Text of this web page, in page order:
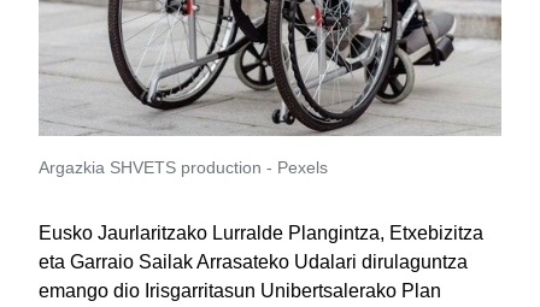
Argazkia SHVETS production - Pexels
Eusko Jaurlaritzako Lurralde Plangintza, Etxebizitza
eta Garraio Sailak Arrasateko Udalari dirulaguntza
emango dio Irisgarritasun Unibertsalerako Plan